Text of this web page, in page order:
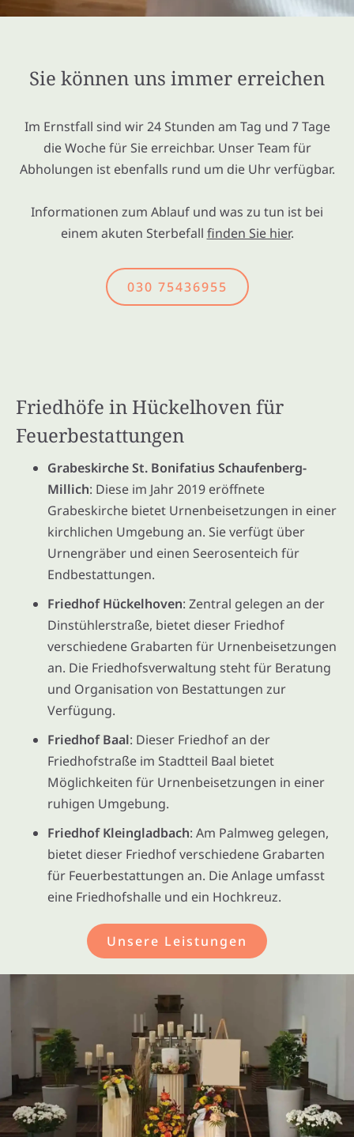
Sie können uns immer erreichen
Im Ernstfall sind wir 24 Stunden am Tag und 7 Tage
die Woche für Sie erreichbar. Unser Team für
Abholungen ist ebenfalls rund um die Uhr verfügbar.
Informationen zum Ablauf und was zu tun ist bei
einem akuten Sterbefall finden Sie hier.
030 75436955
Friedhöfe in Hückelhoven für
Feuerbestattungen
Grabeskirche St. Bonifatius Schaufenberg-
Millich: Diese im Jahr 2019 eröffnete
Grabeskirche bietet Urnenbeisetzungen in einer
kirchlichen Umgebung an. Sie verfügt über
Urnengräber und einen Seerosenteich für
Endbestattungen.
Friedhof Hückelhoven: Zentral gelegen an der
Dinstühlerstraße, bietet dieser Friedhof
verschiedene Grabarten für Urnenbeisetzungen
an. Die Friedhofsverwaltung steht für Beratung
und Organisation von Bestattungen zur
Verfügung.
Friedhof Baal: Dieser Friedhof an der
Friedhofstraße im Stadtteil Baal bietet
Möglichkeiten für Urnenbeisetzungen in einer
ruhigen Umgebung.
Friedhof Kleingladbach: Am Palmweg gelegen,
bietet dieser Friedhof verschiedene Grabarten
für Feuerbestattungen an. Die Anlage umfasst
eine Friedhofshalle und ein Hochkreuz.
Unsere Leistungen